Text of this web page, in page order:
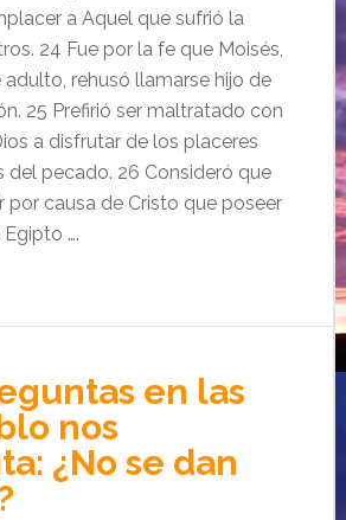
a Aquel que sufrió la
24 Fue por la fe que Moisés,
rehusó llamarse hijo de
25 Prefirió ser maltratado con
a disfrutar de los placeres
del pecado. 26 Consideró que
por causa de Cristo que poseer
….
en las
nos
¿No se dan